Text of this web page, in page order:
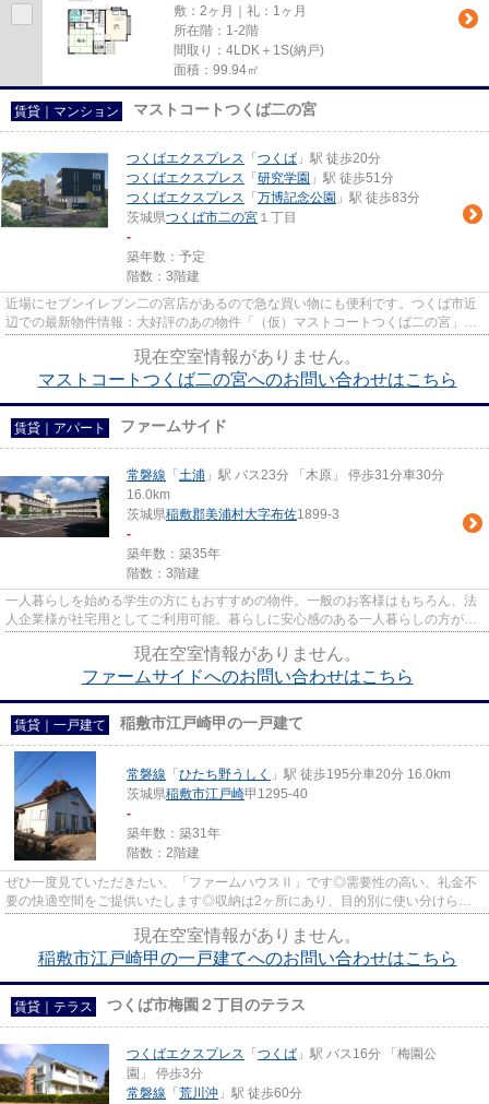
敷：2ヶ月｜礼：1ヶ月
所在階：1-2階
間取り：4LDK＋1S(納戸)
面積：99.94㎡
賃貸｜マンション マストコートつくば二の宮
つくばエクスプレス 「 つくば 」駅 徒歩20分
つくばエクスプレス 「 研究学園 」駅 徒歩51分
つくばエクスプレス 「 万博記念公園 」駅 徒歩83分
茨城県つくば市二の宮 １丁目
-
築年数：予定
階数：3階建
近場にセブンイレブン二の宮店があるので急な買い物にも便利です。つくば市近
辺での最新物件情報：大好評のあの物件「（仮）マストコートつくば二の宮」。
現在空室情報がありません。
マストコートつくば二の宮へのお問い合わせはこちら
賃貸｜アパート ファームサイド
常磐線 「 土浦 」駅 バス23分 「木原」 停歩31分車30分
16.0km
茨城県稲敷郡美浦村大字布佐1899-3
-
築年数：築35年
階数：3階建
一人暮らしを始める学生の方にもおすすめの物件。一般のお客様はもちろん、法
人企業様が社宅用としてご利用可能。暮らしに安心感のある一人暮らしの方が多
現在空室情報がありません。
ファームサイドへのお問い合わせはこちら
賃貸｜一戸建て 稲敷市江戸崎甲の一戸建て
常磐線 「 ひたち野うしく 」駅 徒歩195分車20分 16.0km
茨城県稲敷市江戸崎甲1295-40
-
築年数：築31年
階数：2階建
ぜひ一度見ていただきたい、「ファームハウスⅡ」です◎需要性の高い、礼金不
要の快適空間をご提供いたします◎収納は2ヶ所にあり、目的別に使い分けられ
現在空室情報がありません。
稲敷市江戸崎甲の一戸建てへのお問い合わせはこちら
賃貸｜テラス つくば市梅園２丁目のテラス
つくばエクスプレス 「 つくば 」駅 バス16分 「梅園公
園」 停歩3分
常磐線 「 荒川沖 」駅 徒歩60分